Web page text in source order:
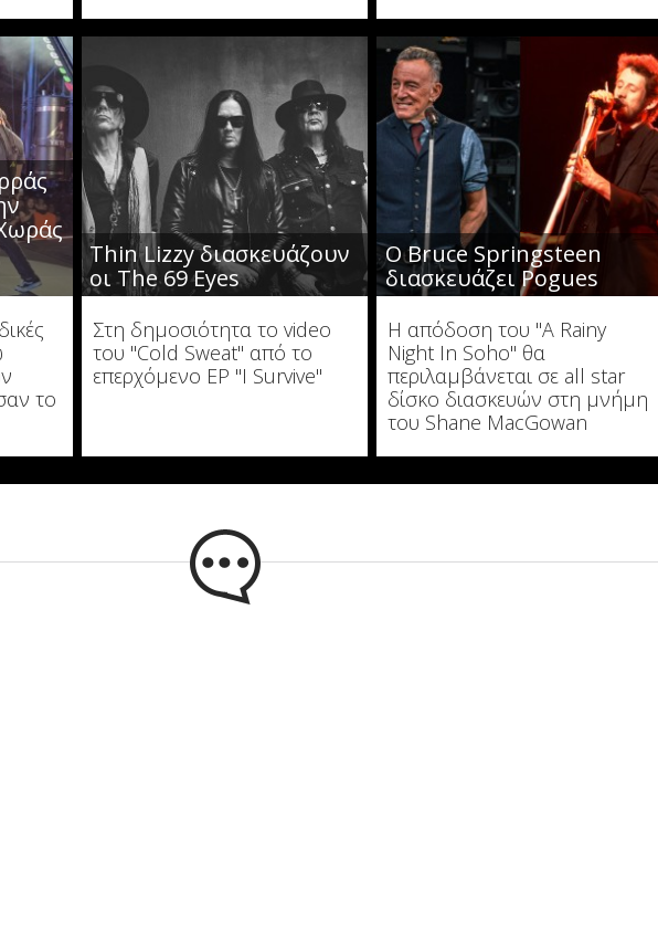
το
Thin Lizzy διασκευάζουν
οι The 69 Eyes
Στη δημοσιότητα το video
του "Cold Sweat" από το
επερχόμενο EP "I Survive"
O Bruce Springsteen
διασκευάζει Pogues
Η απόδοση του "A Rainy
Night In Soho" θα
περιλαμβάνεται σε all star
δίσκο διασκευών στη μνήμη
του Shane MacGowan